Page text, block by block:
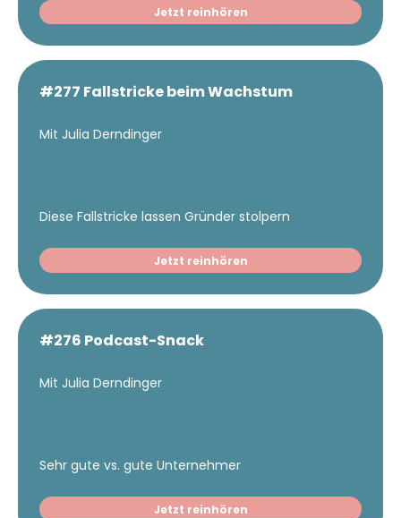
Jetzt reinhören
#277 Fallstricke beim Wachstum
Mit Julia Derndinger
Diese Fallstricke lassen Gründer stolpern
Jetzt reinhören
#276 Podcast-Snack
Mit Julia Derndinger
Sehr gute vs. gute Unternehmer
Jetzt reinhören